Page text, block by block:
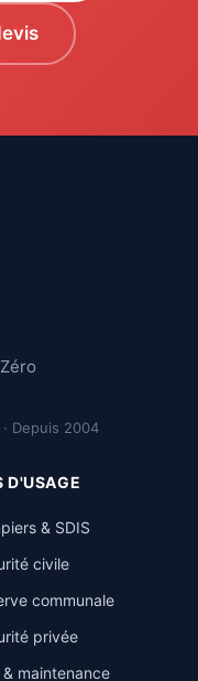
Depuis 2004
D'USAGE
& SDIS
civile
communale
privée
& maintenance